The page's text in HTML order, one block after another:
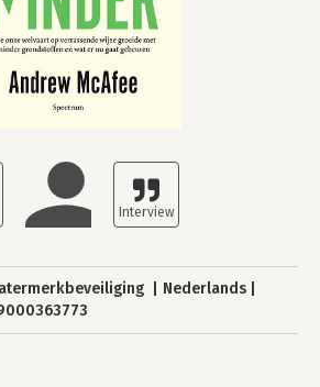
Nederlands